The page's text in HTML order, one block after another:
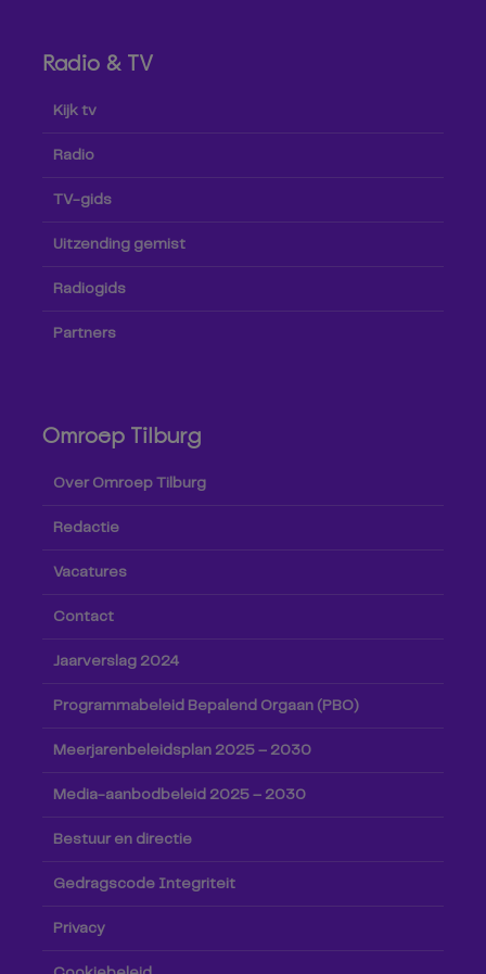
Radio & TV
Kijk tv
Radio
TV-gids
Uitzending gemist
Radiogids
Partners
Omroep Tilburg
Over Omroep Tilburg
Redactie
Vacatures
Contact
Jaarverslag 2024
Programmabeleid Bepalend Orgaan (PBO)
Meerjarenbeleidsplan 2025 – 2030
Media-aanbodbeleid 2025 – 2030
Bestuur en directie
Gedragscode Integriteit
Privacy